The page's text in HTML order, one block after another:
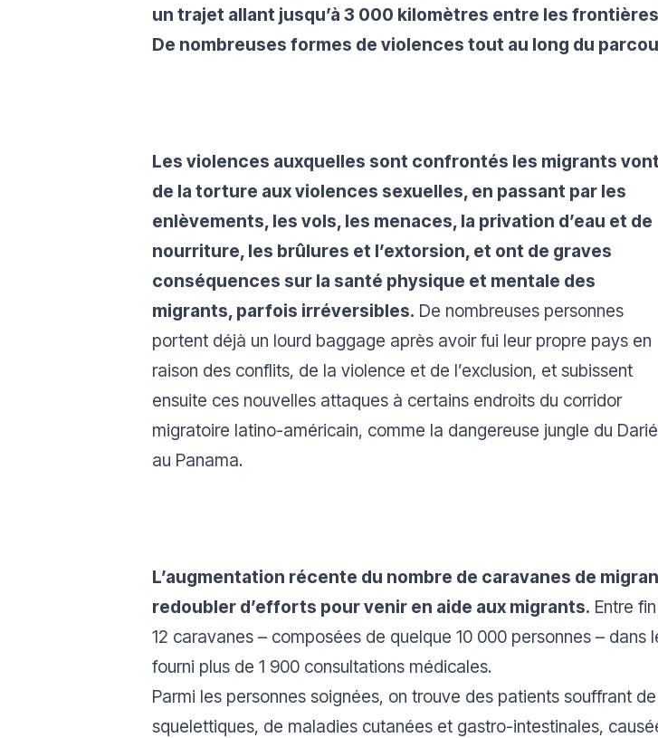
un trajet allant jusqu’à 3 000 kilomètres entre les
De nombreuses formes de violences tout au long du
Les violences auxquelles sont confrontés les migrants vont
de la torture aux violences sexuelles, en passant par les
enlèvements, les vols, les menaces, la privation d’eau et de
nourriture, les brûlures et l’extorsion, et ont de graves
conséquences sur la santé physique et mentale des
migrants, parfois irréversibles. De nombreuses personnes
portent déjà un lourd baggage après avoir fui leur propre pays en
raison des conflits, de la violence et de l’exclusion, et subissent
ensuite ces nouvelles attaques à certains endroits du corridor
migratoire latino-américain, comme la dangereuse jungle du
au Panama.
L’augmentation récente du nombre de caravanes de
redoubler d’efforts pour venir en aide aux migrants. Entre
12 caravanes – composées de quelque 10 000 personnes –
fourni plus de 1 900 consultations médicales.
Parmi les personnes soignées, on trouve des patients souffrant
squelettiques, de maladies cutanées et gastro-intestinales,